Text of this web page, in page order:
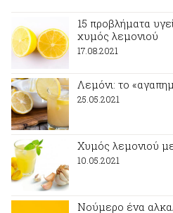
15 προβλήματα
χυμός λεμονιού
17.08.2021
Λεμόνι: το
25.05.2021
Χυμός λεμονιού
10.05.2021
Νούμερο ένα